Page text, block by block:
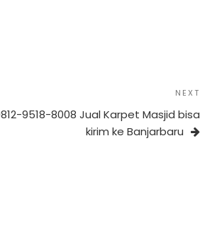
NEXT
9518-8008 Jual Karpet Masjid bisa
kirim ke Banjarbaru